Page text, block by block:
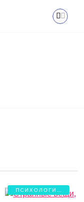
ПСИХОЛОГИЯ
ЛЮБВИ